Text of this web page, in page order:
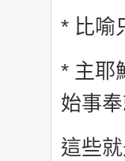
* 比喻
* 主耶
始事
這些